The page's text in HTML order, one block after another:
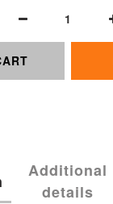
Additional
details